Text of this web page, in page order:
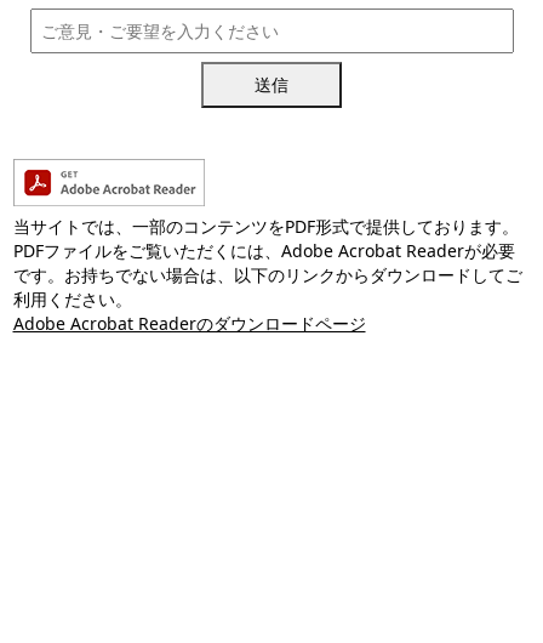
送信
当サイトでは、一部のコンテンツをPDF形式で提供しております。
PDFファイルをご覧いただくには、Adobe Acrobat Readerが必要
です。お持ちでない場合は、以下のリンクからダウンロードしてご
利用ください。
Adobe Acrobat Readerのダウンロードページ